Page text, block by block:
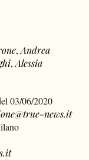
,Andrea
,Alessia
03/06/2020
news.it